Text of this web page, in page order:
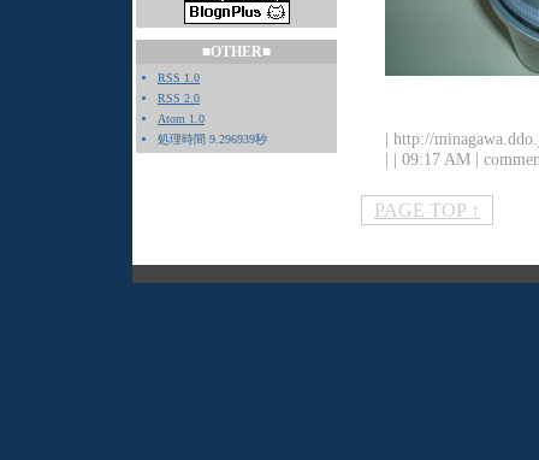
■OTHER■
RSS 1.0
RSS 2.0
Atom 1.0
処理時間 9.296939秒
| http://
| | 09:17 AM |
PAGE TOP ↑